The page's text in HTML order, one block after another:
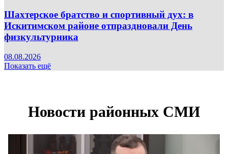
Шахтерское братство и спортивный дух: в
Искитимском районе отпраздновали День
физкультурника
08.08.2026
Показать ещё